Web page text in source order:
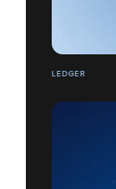
LEDGER